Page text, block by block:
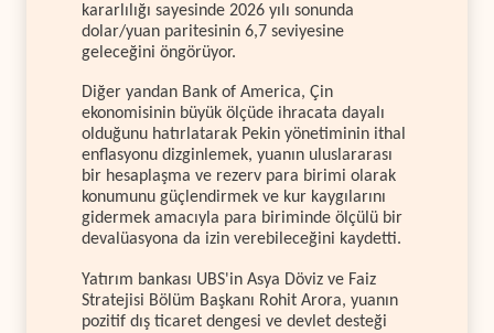
kararlılığı sayesinde 2026 yılı sonunda
dolar/yuan paritesinin 6,7 seviyesine
geleceğini öngörüyor.
Diğer yandan Bank of America, Çin
ekonomisinin büyük ölçüde ihracata dayalı
olduğunu hatırlatarak Pekin yönetiminin ithal
enflasyonu dizginlemek, yuanın uluslararası
bir hesaplaşma ve rezerv para birimi olarak
konumunu güçlendirmek ve kur kaygılarını
gidermek amacıyla para biriminde ölçülü bir
devalüasyona da izin verebileceğini kaydetti.
Yatırım bankası UBS'in Asya Döviz ve Faiz
Stratejisi Bölüm Başkanı Rohit Arora, yuanın
pozitif dış ticaret dengesi ve devlet desteği